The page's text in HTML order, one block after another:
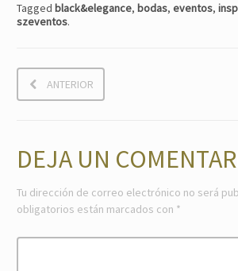
Tagged black&elegance, bodas, eventos,
szeventos.
ANTERIOR
DEJA UN
Tu dirección de correo electrónico no será
obligatorios están marcados con *